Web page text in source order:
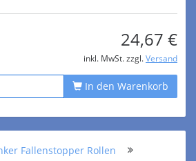
24,67 €
inkl. MwSt. zzgl. Versand
In den Warenkorb
Fallenstopper Rollen